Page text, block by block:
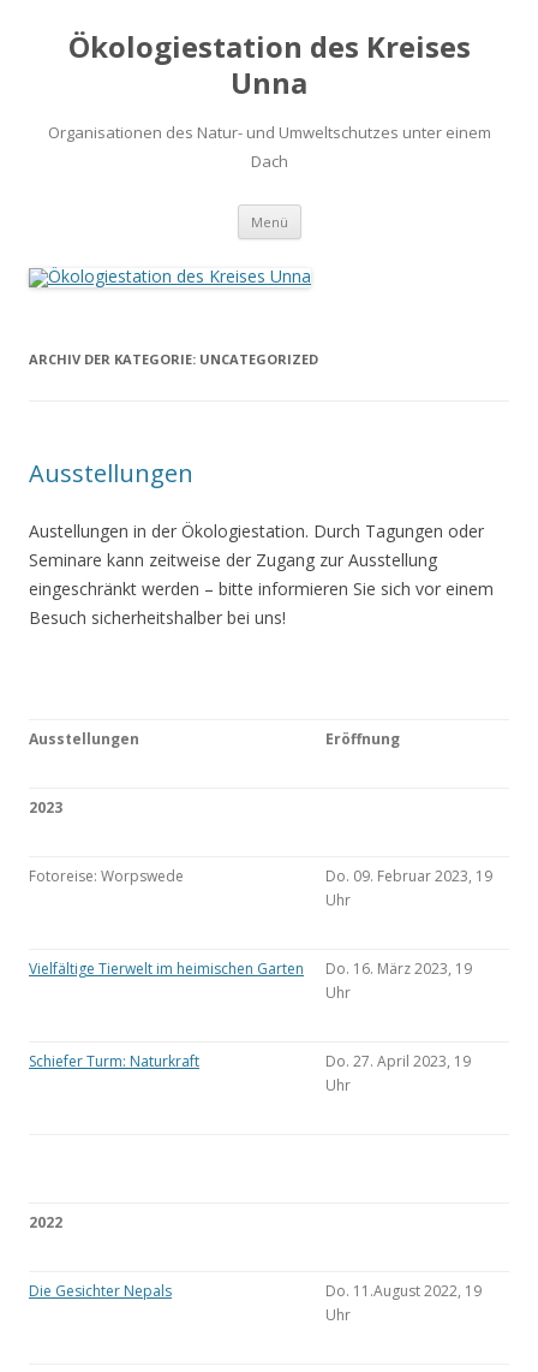
Ökologiestation des Kreises
Unna
Organisationen des Natur- und Umweltschutzes unter einem
Dach
Menü Zum
springen
ARCHIV DER KATEGORIE: UNCATEGORIZED
Ausstellungen
Austellungen in der Ökologiestation. Durch Tagungen oder
Seminare kann zeitweise der Zugang zur Ausstellung
eingeschränkt werden – bitte informieren Sie sich vor einem
Besuch sicherheitshalber bei uns!
Ausstellungen Eröffnung
2023
Fotoreise: Worpswede
Do. 09. Februar 2023, 19
Uhr
Vielfältige Tierwelt im heimischen Garten
Do. 16. März 2023, 19
Uhr
Schiefer Turm: Naturkraft
Do. 27. April 2023, 19
Uhr
2022
Die Gesichter Nepals
Do. 11.August 2022, 19
Uhr